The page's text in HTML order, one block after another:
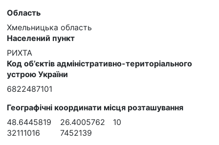
Область
Хмельницька область
Населений пункт
РИХТА
Код об’єктів адміністративно-територіального
устрою України
6822487101
Географічні координати місця розташування
48.6445819
32111016
26.4005762
7452139
10